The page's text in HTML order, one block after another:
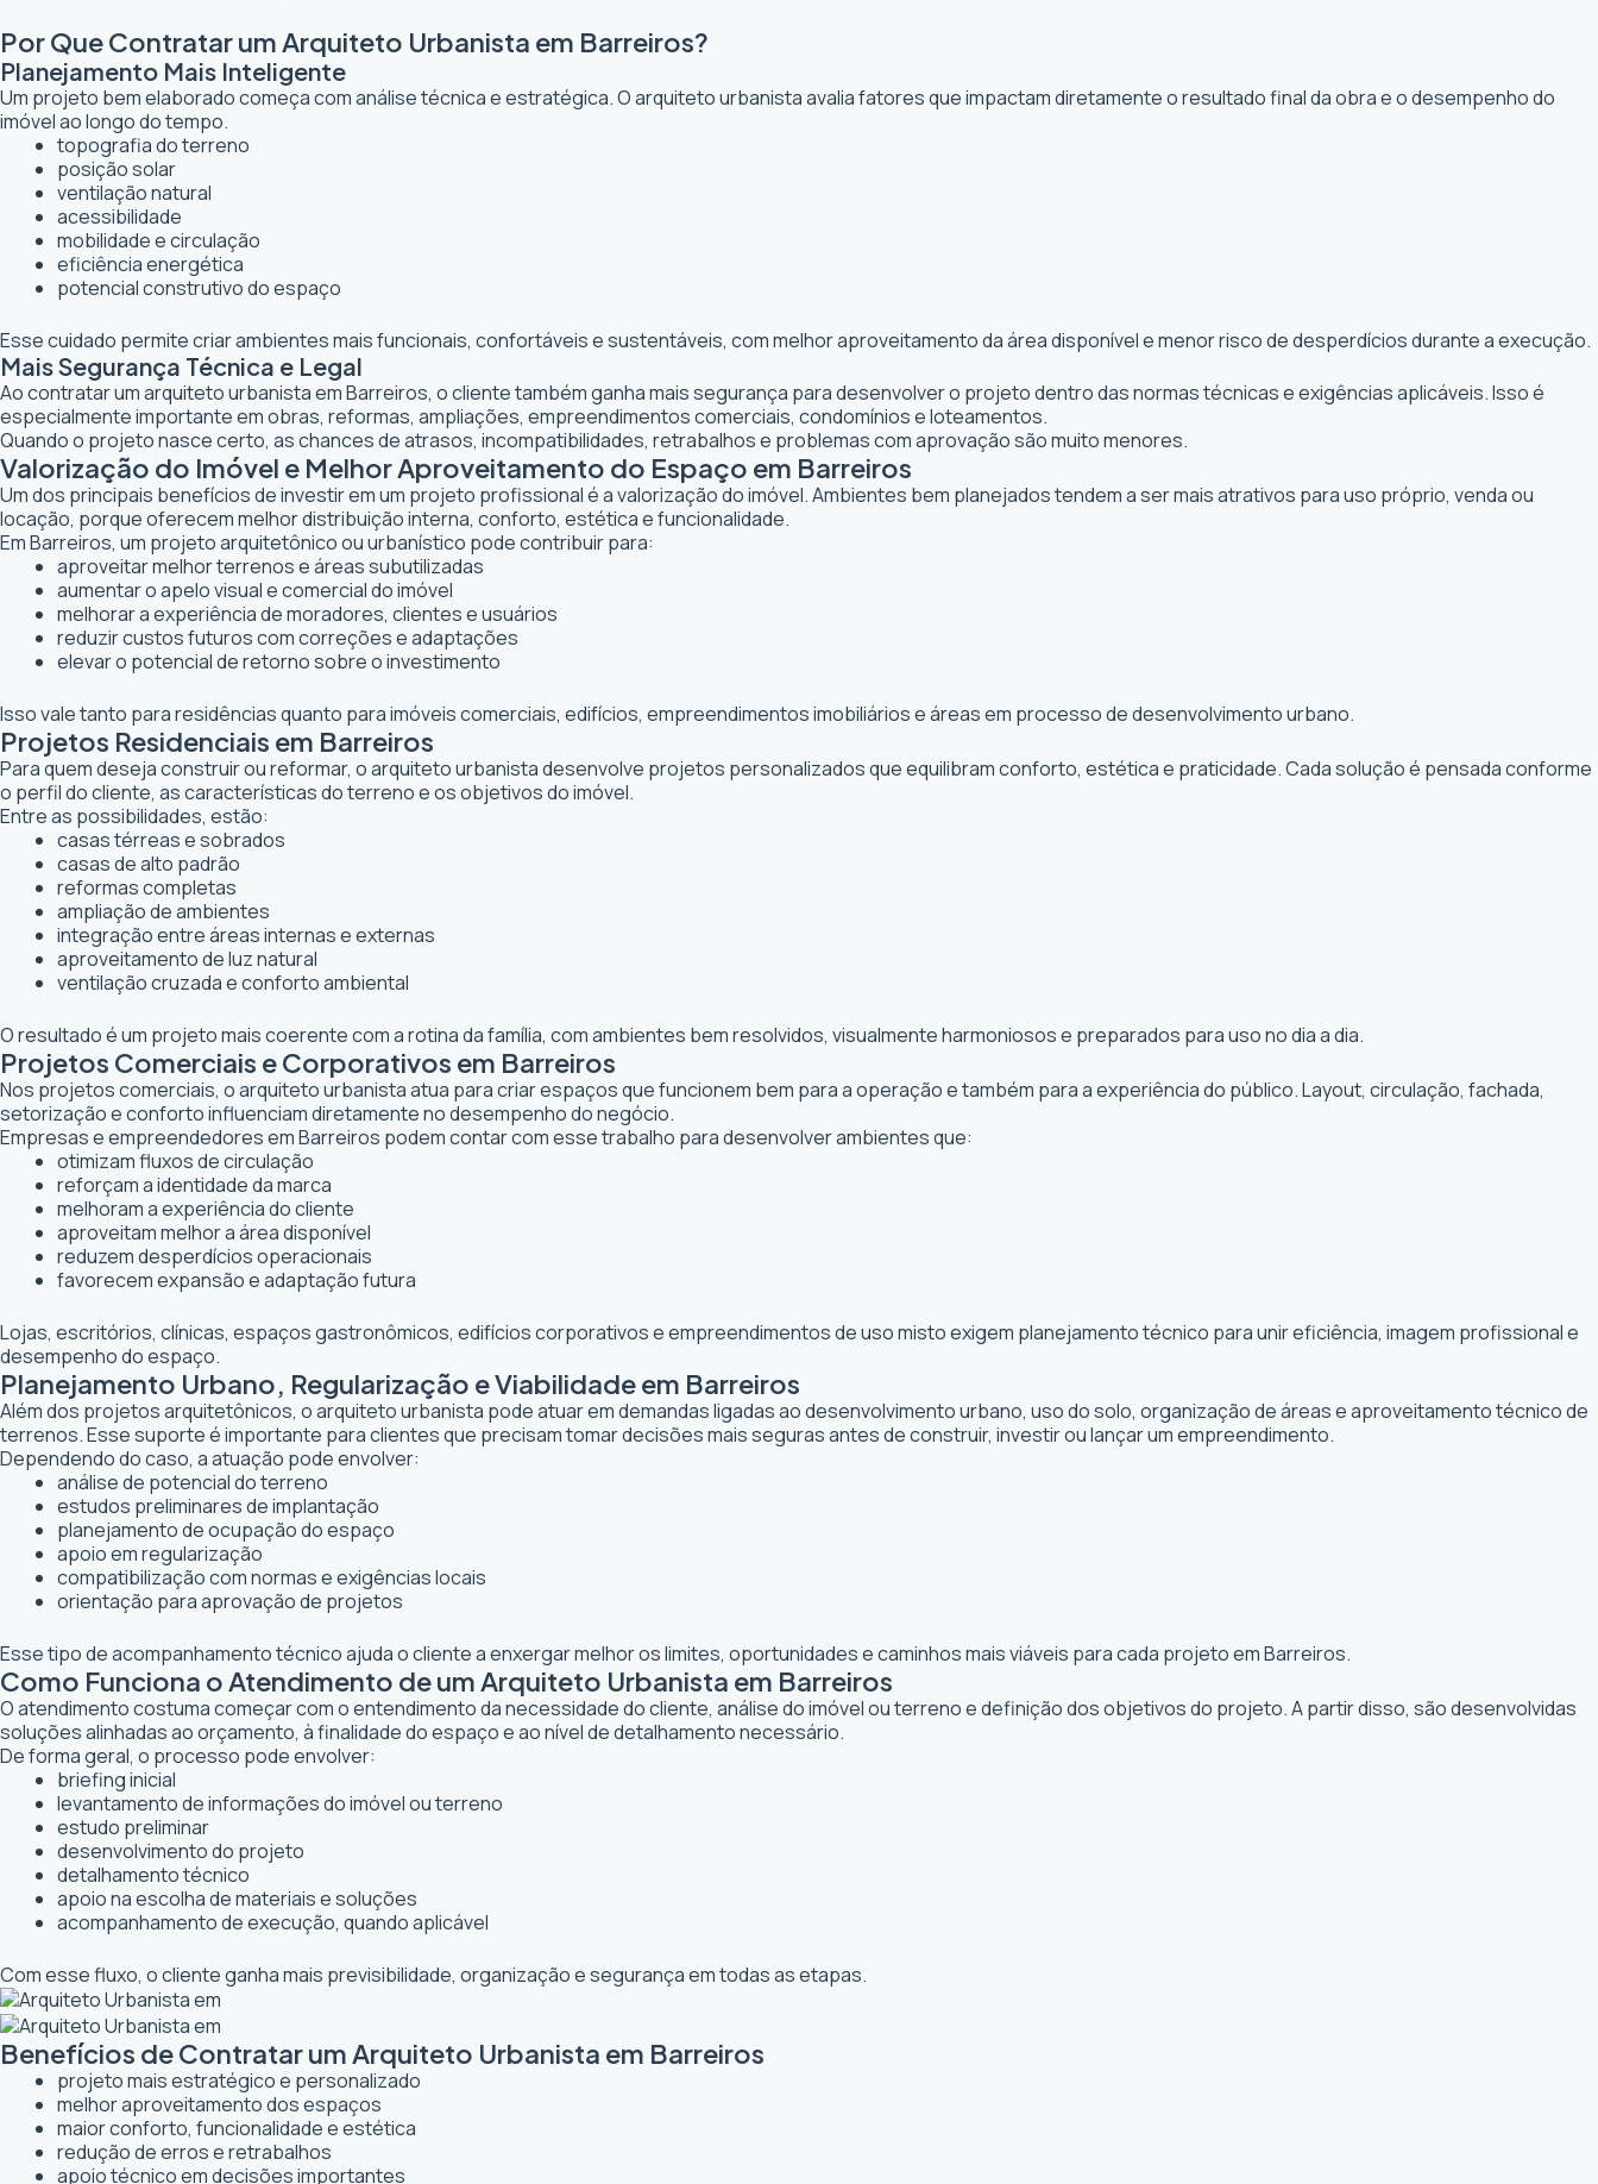
Por Que Contratar um Arquiteto Urbanista em Barreiros?
Planejamento Mais Inteligente
Um projeto bem elaborado começa com análise técnica e estratégica. O arquiteto urbanista avalia fatores que impactam diretamente o resultado final da obra e o desempenho do
imóvel ao longo do tempo.
topografia do terreno
posição solar
ventilação natural
acessibilidade
mobilidade e circulação
eficiência energética
potencial construtivo do espaço
Esse cuidado permite criar ambientes mais funcionais, confortáveis e sustentáveis, com melhor aproveitamento da área disponível e menor risco de desperdícios durante a execução.
Mais Segurança Técnica e Legal
Ao contratar um arquiteto urbanista em Barreiros, o cliente também ganha mais segurança para desenvolver o projeto dentro das normas técnicas e exigências aplicáveis. Isso é
especialmente importante em obras, reformas, ampliações, empreendimentos comerciais, condomínios e loteamentos.
Quando o projeto nasce certo, as chances de atrasos, incompatibilidades, retrabalhos e problemas com aprovação são muito menores.
Valorização do Imóvel e Melhor Aproveitamento do Espaço em Barreiros
Um dos principais benefícios de investir em um projeto profissional é a valorização do imóvel. Ambientes bem planejados tendem a ser mais atrativos para uso próprio, venda ou
locação, porque oferecem melhor distribuição interna, conforto, estética e funcionalidade.
Em Barreiros, um projeto arquitetônico ou urbanístico pode contribuir para:
aproveitar melhor terrenos e áreas subutilizadas
aumentar o apelo visual e comercial do imóvel
melhorar a experiência de moradores, clientes e usuários
reduzir custos futuros com correções e adaptações
elevar o potencial de retorno sobre o investimento
Isso vale tanto para residências quanto para imóveis comerciais, edifícios, empreendimentos imobiliários e áreas em processo de desenvolvimento urbano.
Projetos Residenciais em Barreiros
Para quem deseja construir ou reformar, o arquiteto urbanista desenvolve projetos personalizados que equilibram conforto, estética e praticidade. Cada solução é pensada conforme
o perfil do cliente, as características do terreno e os objetivos do imóvel.
Entre as possibilidades, estão:
casas térreas e sobrados
casas de alto padrão
reformas completas
ampliação de ambientes
integração entre áreas internas e externas
aproveitamento de luz natural
ventilação cruzada e conforto ambiental
O resultado é um projeto mais coerente com a rotina da família, com ambientes bem resolvidos, visualmente harmoniosos e preparados para uso no dia a dia.
Projetos Comerciais e Corporativos em Barreiros
Nos projetos comerciais, o arquiteto urbanista atua para criar espaços que funcionem bem para a operação e também para a experiência do público. Layout, circulação, fachada,
setorização e conforto influenciam diretamente no desempenho do negócio.
Empresas e empreendedores em Barreiros podem contar com esse trabalho para desenvolver ambientes que:
otimizam fluxos de circulação
reforçam a identidade da marca
melhoram a experiência do cliente
aproveitam melhor a área disponível
reduzem desperdícios operacionais
favorecem expansão e adaptação futura
Lojas, escritórios, clínicas, espaços gastronômicos, edifícios corporativos e empreendimentos de uso misto exigem planejamento técnico para unir eficiência, imagem profissional e
desempenho do espaço.
Planejamento Urbano, Regularização e Viabilidade em Barreiros
Além dos projetos arquitetônicos, o arquiteto urbanista pode atuar em demandas ligadas ao desenvolvimento urbano, uso do solo, organização de áreas e aproveitamento técnico de
terrenos. Esse suporte é importante para clientes que precisam tomar decisões mais seguras antes de construir, investir ou lançar um empreendimento.
Dependendo do caso, a atuação pode envolver:
análise de potencial do terreno
estudos preliminares de implantação
planejamento de ocupação do espaço
apoio em regularização
compatibilização com normas e exigências locais
orientação para aprovação de projetos
Esse tipo de acompanhamento técnico ajuda o cliente a enxergar melhor os limites, oportunidades e caminhos mais viáveis para cada projeto em Barreiros.
Como Funciona o Atendimento de um Arquiteto Urbanista em Barreiros
O atendimento costuma começar com o entendimento da necessidade do cliente, análise do imóvel ou terreno e definição dos objetivos do projeto. A partir disso, são desenvolvidas
soluções alinhadas ao orçamento, à finalidade do espaço e ao nível de detalhamento necessário.
De forma geral, o processo pode envolver:
briefing inicial
levantamento de informações do imóvel ou terreno
estudo preliminar
desenvolvimento do projeto
detalhamento técnico
apoio na escolha de materiais e soluções
acompanhamento de execução, quando aplicável
Com esse fluxo, o cliente ganha mais previsibilidade, organização e segurança em todas as etapas.
Benefícios de Contratar um Arquiteto Urbanista em Barreiros
projeto mais estratégico e personalizado
melhor aproveitamento dos espaços
maior conforto, funcionalidade e estética
redução de erros e retrabalhos
apoio técnico em decisões importantes